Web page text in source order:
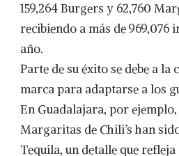
159,264 Burgers y 62,760
recibiendo a más de 969,076
año.
Parte de su éxito se debe a la
marca para adaptarse a los
En Guadalajara, por
Margaritas de Chili’s han
Tequila, un detalle que